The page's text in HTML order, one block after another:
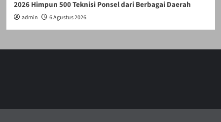
2026 Himpun 500 Teknisi Ponsel dari Berbagai Daerah
admin 6 Agustus 2026